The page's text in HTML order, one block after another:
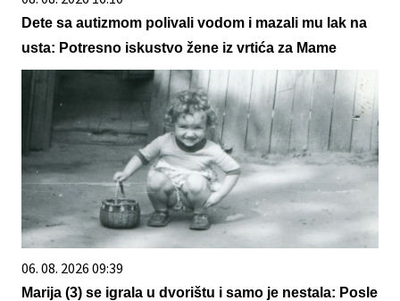
Dete sa autizmom polivali vodom i mazali mu lak na
usta: Potresno iskustvo žene iz vrtića za Mame
06. 08. 2026 09:39
Marija (3) se igrala u dvorištu i samo je nestala: Posle